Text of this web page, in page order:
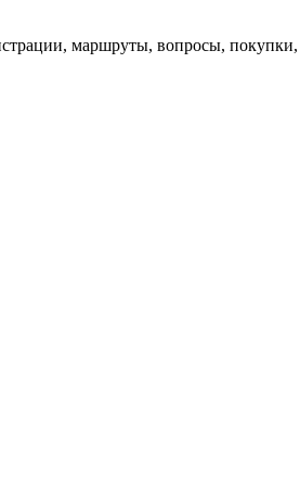
маршруты, вопросы,